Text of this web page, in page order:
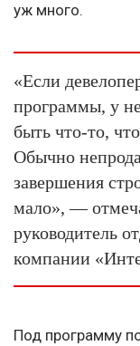
уж много.
«Если
программы, у
быть что-то,
Обычно
завершения
мало», —
руководитель
компании
Под программу